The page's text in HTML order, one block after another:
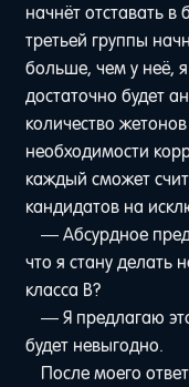
начнёт отставать
третьей группы
больше, чем у неё,
достаточно будет
количество
необходимости
каждый сможет
кандидатов на
— Абсурдное
что я стану делать
класса B?
— Я предлагаю
будет невыгодно.
После моего